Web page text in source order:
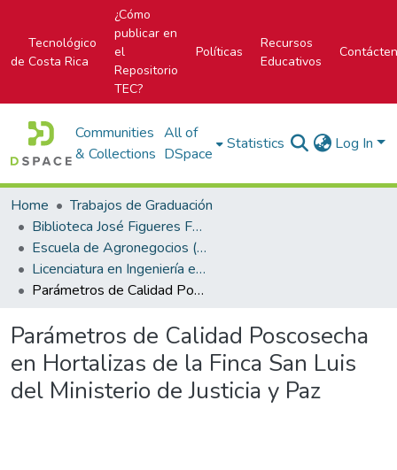
Tecnológico
de Costa Rica
¿Cómo
publicar en
el
Repositorio
TEC?
Políticas
Recursos
Educativos
Communities
& Collections
All of
DSpace
Statistics Log In
Home
Trabajos de Graduación
Biblioteca José Figueres Ferrer
Escuela de Agronegocios (antes era Agropecuaria administrativa)
Licenciatura en Ingeniería en Agronegocios
Parámetros de Calidad Poscosecha en Hortalizas de la Finca San Luis del Ministerio de Justicia y Paz
Parámetros de Calidad Poscosecha
en Hortalizas de la Finca San Luis
del Ministerio de Justicia y Paz